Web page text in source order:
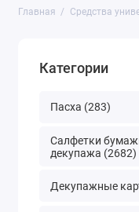
Главная Средства
Категории
Пасха (283)
Салфетки
декупажа (2682)
Декупажные